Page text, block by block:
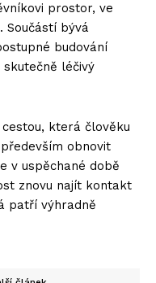
prostor, ve
Součástí bývá
budování
léčivý
která člověku
obnovit
v uspěchané době
znovu najít kontakt
patří výhradně